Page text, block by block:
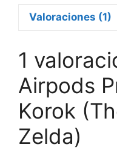
of
Valoraciones (1)
1
Airpods
Korok
Zelda)